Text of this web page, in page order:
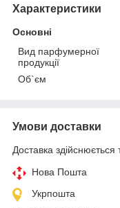
Характеристики
Основні
Вид парфумерної
продукції
Об`єм
Умови доставки
Доставка здійснюється
Нова Пошта
Укрпошта